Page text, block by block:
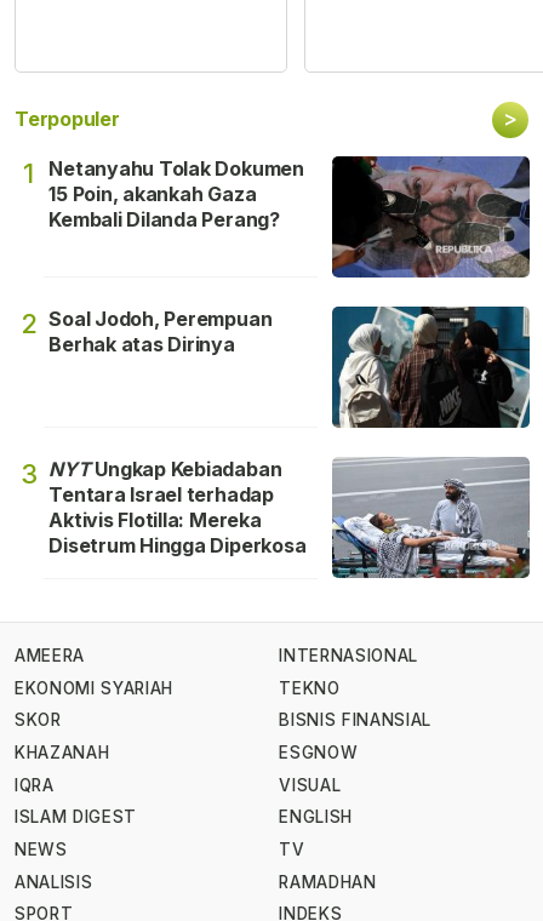
Terpopuler >
1
Netanyahu Tolak Dokumen
15 Poin, akankah Gaza
Kembali Dilanda Perang?
2 Soal Jodoh, Perempuan
Berhak atas Dirinya
3 NYTUngkap Kebiadaban
Tentara Israel terhadap
Aktivis Flotilla: Mereka
Disetrum Hingga Diperkosa
AMEERA
EKONOMI SYARIAH
SKOR
KHAZANAH
IQRA
ISLAM DIGEST
NEWS
ANALISIS
SPORT
INTERNASIONAL
TEKNO
BISNIS FINANSIAL
ESGNOW
VISUAL
ENGLISH
TV
RAMADHAN
INDEKS